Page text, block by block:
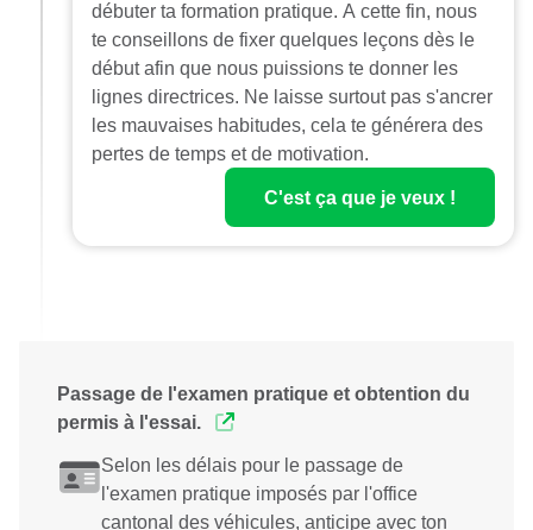
débuter ta formation pratique. A cette fin, nous
te conseillons de fixer quelques leçons dès le
début afin que nous puissions te donner les
lignes directrices. Ne laisse surtout pas s'ancrer
les mauvaises habitudes, cela te générera des
pertes de temps et de motivation.
C'est ça que je veux !
Passage de l'examen pratique et obtention du
permis à l'essai.
Selon les délais pour le passage de
l'examen pratique imposés par l'office
cantonal des véhicules, anticipe avec ton